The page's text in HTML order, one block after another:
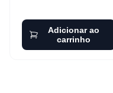
Adicionar ao
carrinho